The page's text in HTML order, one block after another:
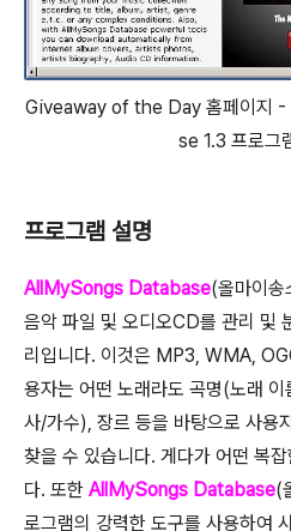
Giveaway of the Day 홈페이지
se 1.3 프로그
프로그램 설명
AllMySongs Database(올마이송
음악 파일 및 오디오CD를 관리 및
리입니다. 이것은 MP3, WMA,
용자는 어떤 노래라도 곡명(노래
사/가수), 장르 등을 바탕으로 사용
찾을 수 있습니다. 게다가 어떤 복
다. 또한 AllMySongs Database(
로그램의 강력한 도구를 사용하여